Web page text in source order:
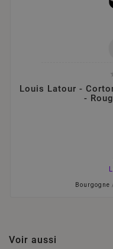
Louis Latour -
-
Bourgogne
Voir aussi